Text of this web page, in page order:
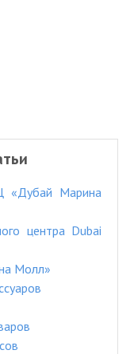
«Дубай Марина
центра Dubai
Молл»